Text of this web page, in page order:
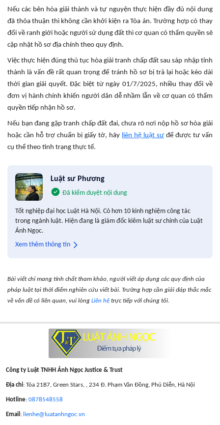
Nếu các bên hòa giải thành và tự nguyện thực hiện đầy đủ nội dung
đã thỏa thuận thì không cần khởi kiện ra Tòa án. Trường hợp có thay
đổi về ranh giới hoặc người sử dụng đất thì cơ quan có thẩm quyền sẽ
cập nhật hồ sơ địa chính theo quy định.
Việc thực hiện đúng thủ tục hòa giải tranh chấp đất sau sáp nhập tỉnh
thành là vấn đề rất quan trọng để tránh hồ sơ bị trả lại hoặc kéo dài
thời gian giải quyết. Đặc biệt từ ngày 01/7/2025, nhiều thay đổi về
đơn vị hành chính khiến người dân dễ nhầm lẫn về cơ quan có thẩm
quyền tiếp nhận hồ sơ.
Nếu bạn đang gặp tranh chấp đất đai, chưa rõ nơi nộp hồ sơ hòa giải
hoặc cần hỗ trợ chuẩn bị giấy tờ, hãy liên hệ luật sư để được tư vấn
cụ thể theo tình trạng thực tế.
Luật sư Phương
Đã kiểm duyệt nội dung
Tốt nghiệp đại học Luật Hà Nội. Có hơn 10 kinh nghiệm công tác
trong ngành luật. Hiện đang là giám đốc kiêm luật sư chính của Luật
Ánh Ngọc.
Xem thêm thông tin
Bài viết chỉ mang tính chất tham khảo, người viết áp dụng các quy định của
pháp luật tại thời điểm nghiên cứu viết bài. Trường hợp cần giải đáp thắc mắc
về vấn đề có liên quan, vui lòng Liên hệ trực tiếp với chúng tôi.
Công ty Luật TNHH Ánh Ngọc Justice & Trust
Địa chỉ: Tòa 21B7, Green Stars, , 234 Đ. Phạm Văn Đồng, Phú Diễn, Hà Nội
Hotline: 0878548558
Email : lienhe@luatanhngoc.vn